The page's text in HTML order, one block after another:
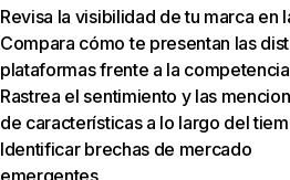
Revisa la visibilidad de tu marca en
Compara cómo te presentan las
plataformas frente a la competencia
Rastrea el sentimiento y las
de características a lo largo del
Identificar brechas de mercado
emergentes